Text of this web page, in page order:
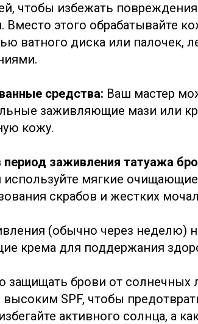
чтобы избежать
этого обрабатывайте
ватного диска или палочек,
средства: Ваш мастер
заживляющие мази или
кожу.
заживления татуажа
мягкие очищающие
скрабов и жестких
(обычно через неделю)
крема для поддержания
защищать брови от солнечных
SPF, чтобы
активного солнца, а